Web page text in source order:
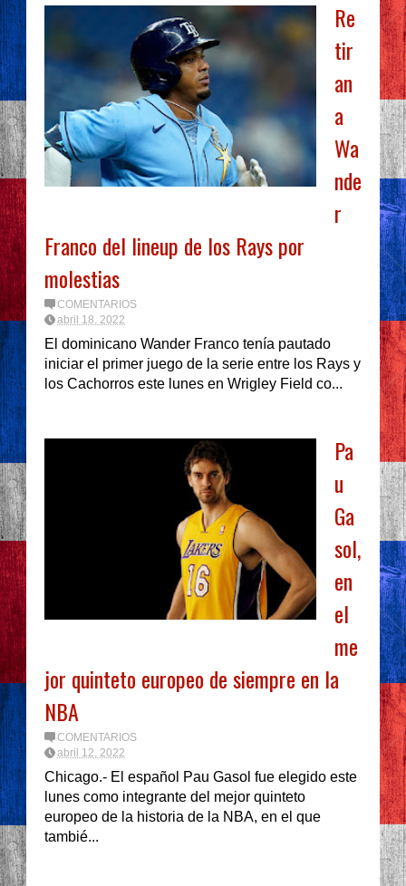
Re
tir
an
a
Wa
nde
r
Franco del lineup de los Rays por
molestias
COMENTARIOS
abril 18, 2022
El dominicano Wander Franco tenía pautado
iniciar el primer juego de la serie entre los Rays y
los Cachorros este lunes en Wrigley Field co...
Pa
u
Ga
sol,
en
el
me
jor quinteto europeo de siempre en la
NBA
COMENTARIOS
abril 12, 2022
Chicago.- El español Pau Gasol fue elegido este
lunes como integrante del mejor quinteto
europeo de la historia de la NBA, en el que
tambié...